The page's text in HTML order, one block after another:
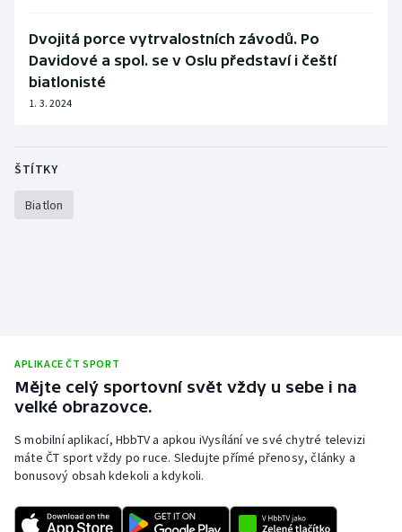
Dvojitá porce vytrvalostních závodů. Po
Davidové a spol. se v Oslu představí i čeští
biatlonisté
1. 3. 2024
ŠTÍTKY
Biatlon
APLIKACE ČT SPORT
Mějte celý sportovní svět vždy u sebe i na
velké obrazovce.
S mobilní aplikací, HbbTV a apkou iVysílání ve své chytré televizi
máte ČT sport vždy po ruce. Sledujte přímé přenosy, články a
bonusový obsah kdekoli a kdykoli.